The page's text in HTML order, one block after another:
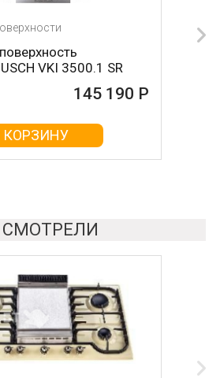
VKI 3500.1 SR
145 190 Р
КОРЗИНУ